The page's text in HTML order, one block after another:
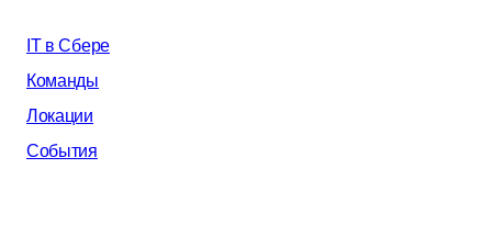
IT в Сбере
Команды
Локации
События